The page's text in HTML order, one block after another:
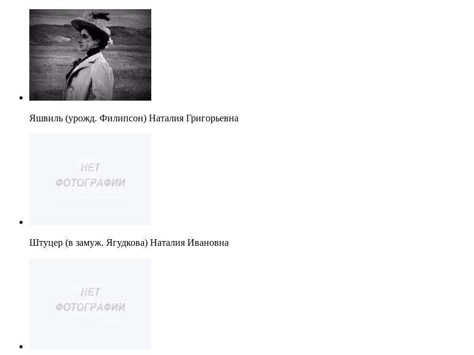
Яшвиль (урожд. Филипсон) Наталия Григорьевна
Штуцер (в замуж. Ягудкова) Наталия Ивановна